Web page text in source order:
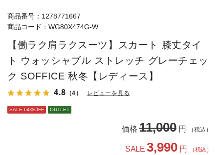
商品番号： 1278771667
商品コード： WG80X474G-W
【働ラク肩ラクスーツ】スカート 膝丈タイ
ト ウォッシャブル ストレッチ グレーチェッ
ク SOFFICE 秋冬【レディース】
4.8 （4） レビューを見る
SALE 64%OFF OUTLET
価格 11,000 円 （税込）
SALE 3,990 円 （税込）